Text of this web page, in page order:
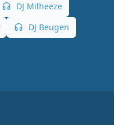
DJ Milheeze
DJ Beugen